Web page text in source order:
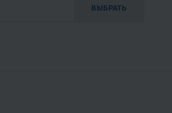
ВЫБРАТЬ